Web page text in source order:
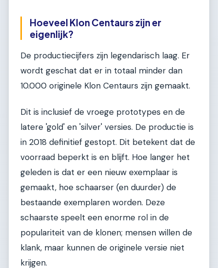
Hoeveel Klon Centaurs zijn er
eigenlijk?
De productiecijfers zijn legendarisch laag. Er
wordt geschat dat er in totaal minder dan
10.000 originele Klon Centaurs zijn gemaakt.
Dit is inclusief de vroege prototypes en de
latere 'gold' en 'silver' versies. De productie is
in 2018 definitief gestopt. Dit betekent dat de
voorraad beperkt is en blijft. Hoe langer het
geleden is dat er een nieuw exemplaar is
gemaakt, hoe schaarser (en duurder) de
bestaande exemplaren worden. Deze
schaarste speelt een enorme rol in de
populariteit van de klonen; mensen willen de
klank, maar kunnen de originele versie niet
krijgen.